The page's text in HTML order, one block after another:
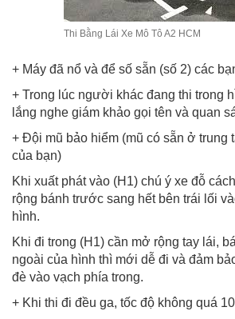
Thi Bằng Lái Xe Mô Tô A2 HCM
+ Máy đã nổ và để số sẵn (số 2) các
+ Trong lúc người khác đang thi trong
lắng nghe giám khảo gọi tên và quan
+ Đội mũ bảo hiểm (mũ có sẵn ở trung
của bạn)
Khi xuất phát vào (H1) chú ý xe đỗ
rộng bánh trước sang hết bên trái lối
hình.
Khi đi trong (H1) cần mở rộng tay lái,
ngoài của hình thì mới dễ đi và đảm
đè vào vạch phía trong.
+ Khi thi đi đều ga, tốc độ không quá